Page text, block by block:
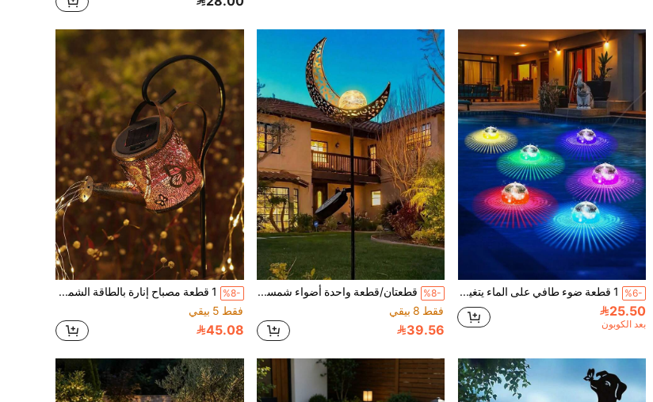
%6- 1 قطعة ضوء طافي على الماء يتغير لونه RGB بالطاقة الشمسية، ضوء حمام السباحة بالطاقة الشمسية، مناسب للبرك الخارجية وأحواض السمك وحمامات السباحة والأحواض الساخنة والديكور الحديقة، ضوء حمام السباحة بالطاقة الشمسية، إضاءة جو خارجية
25.50
بعد الكوبون
%8-
قطعتان/قطعة واحدة أضواء شمسية جديدة للقمر والشمس، هدية ديكور حديقة خارجية، لاسلكية مقاومة للماء للزراعة على العشب والحديقة، مناسبة للممرات والحدائق والساحات الخارجية، أضواء ديكور جنية
فقط 8 بيقي
39.56
%8-
1 قطعة مصباح إنارة بالطاقة الشمسية على شكل فراشة/سحلية، إبريق سقي إبداعي من الحديد مع حامل أرضي، ديكور للحديقة والمساحات الخارجية، مناسب لمناسبات مختلفة كالأعياد وعيد الأم
فقط 5 بيقي
45.08